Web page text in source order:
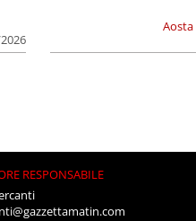
Aosta
RESPONSABILE